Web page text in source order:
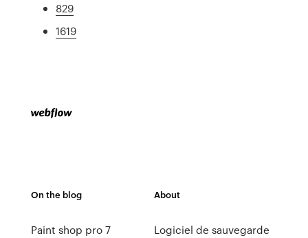
829
1619
On the blog
Paint shop pro 7
About
Logiciel de sauvegarde